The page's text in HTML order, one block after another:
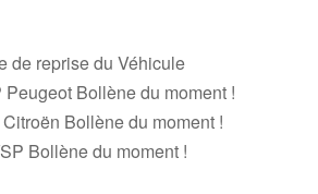
de reprise du Véhicule
Bollène du moment !
Bollène du moment !
Bollène du moment !